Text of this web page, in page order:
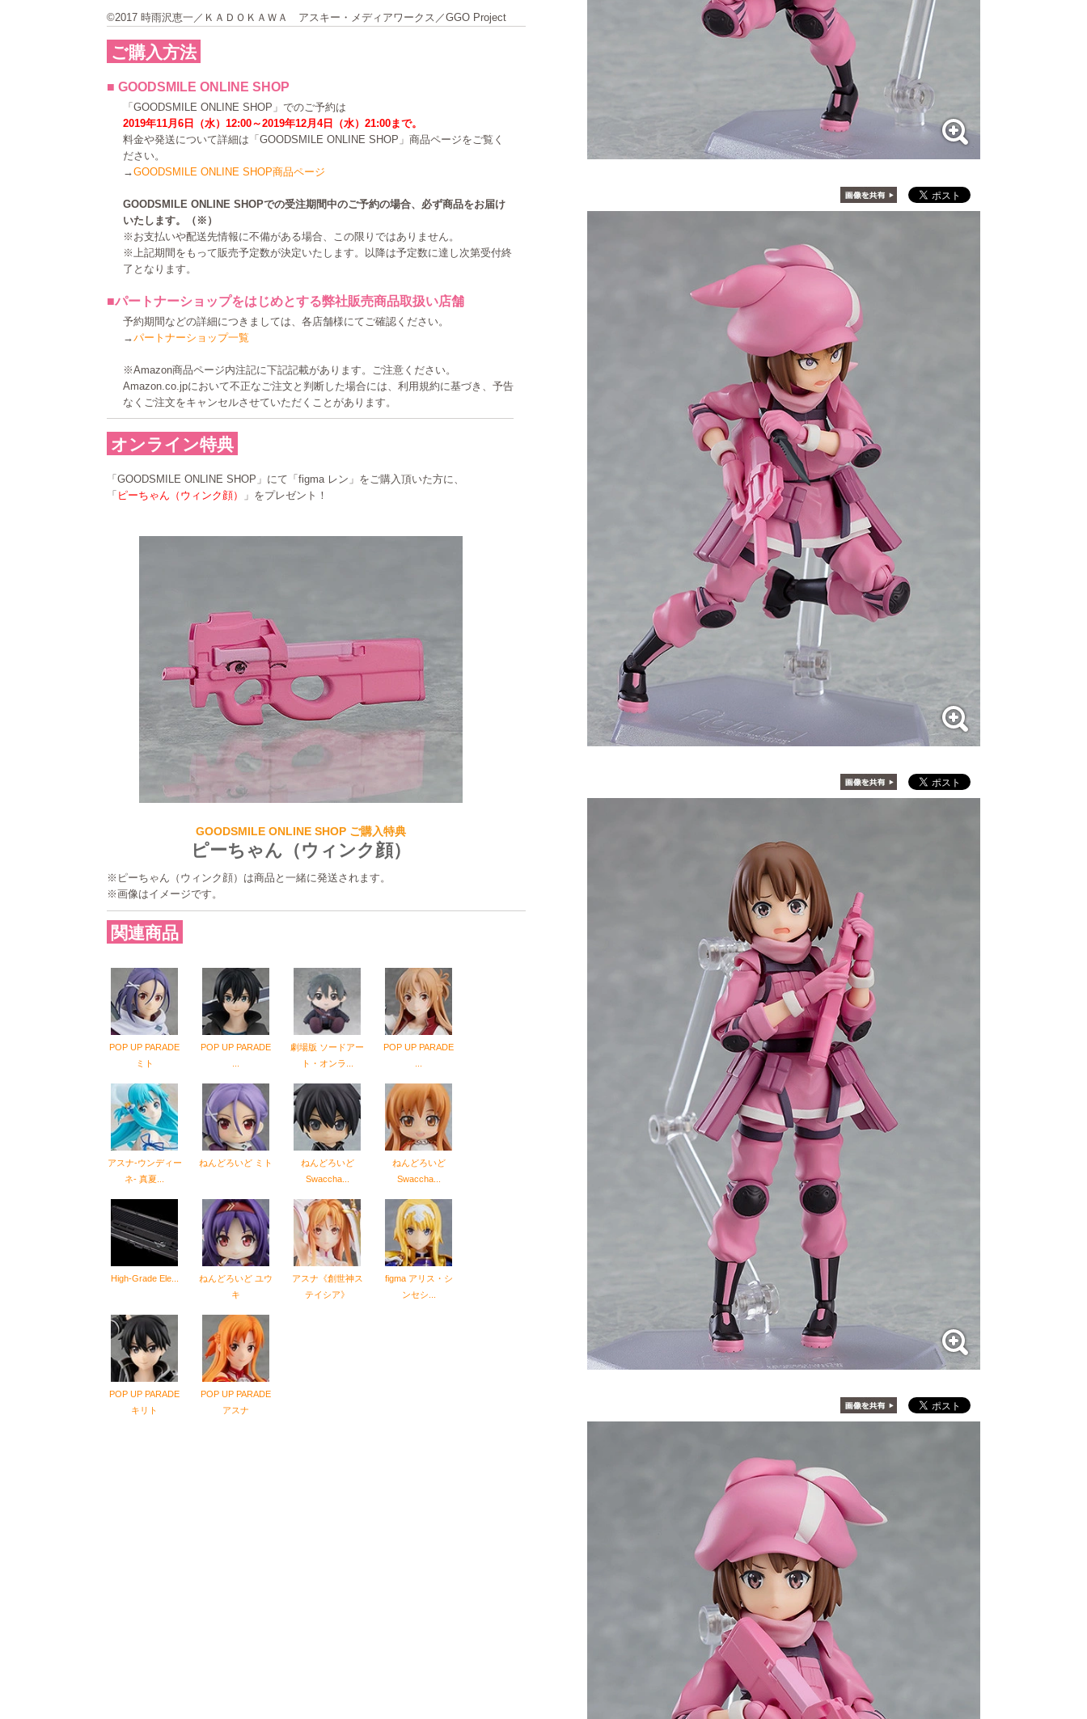
©2017 時雨沢恵一／ＫＡＤＯＫＡＷＡ アスキー・メディアワークス／GGO Project
ご購入方法
■ GOODSMILE ONLINE SHOP
「GOODSMILE ONLINE SHOP」でのご予約は
2019年11月6日（水）12:00～2019年12月4日（水）21:00まで。
料金や発送について詳細は「GOODSMILE ONLINE SHOP」商品ページをご覧く
ださい。
→GOODSMILE ONLINE SHOP商品ページ
GOODSMILE ONLINE SHOPでの受注期間中のご予約の場合、必ず商品をお届け
いたします。（※）
※お支払いや配送先情報に不備がある場合、この限りではありません。
※上記期間をもって販売予定数が決定いたします。以降は予定数に達し次第受付終
了となります。
■パートナーショップをはじめとする弊社販売商品取扱い店舗
予約期間などの詳細につきましては、各店舗様にてご確認ください。
→パートナーショップ一覧
※Amazon商品ページ内注記に下記記載があります。ご注意ください。
Amazon.co.jpにおいて不正なご注文と判断した場合には、利用規約に基づき、予告
なくご注文をキャンセルさせていただくことがあります。
オンライン特典
「GOODSMILE ONLINE SHOP」にて「figma レン」をご購入頂いた方に、
「 ピーちゃん（ウィンク顔） 」をプレゼント！
GOODSMILE ONLINE SHOP ご購入特典
ピーちゃん（ウィンク顔）
※ピーちゃん（ウィンク顔）は商品と一緒に発送されます。
※画像はイメージです。
関連商品
POP UP PARADE
ミト
POP UP PARADE
劇場版 ソードアー
ト・オンラ...
POP UP PARADE
アスナ-ウンディー
ネ- 真夏...
ねんどろいど ミト
ねんどろいど
Swaccha...
ねんどろいど
Swaccha...
High-Grade Ele...
ねんどろいど ユウ
キ
アスナ《創世神ス
テイシア》
figma アリス・シ
ンセシ...
POP UP PARADE
キリト
POP UP PARADE
アスナ